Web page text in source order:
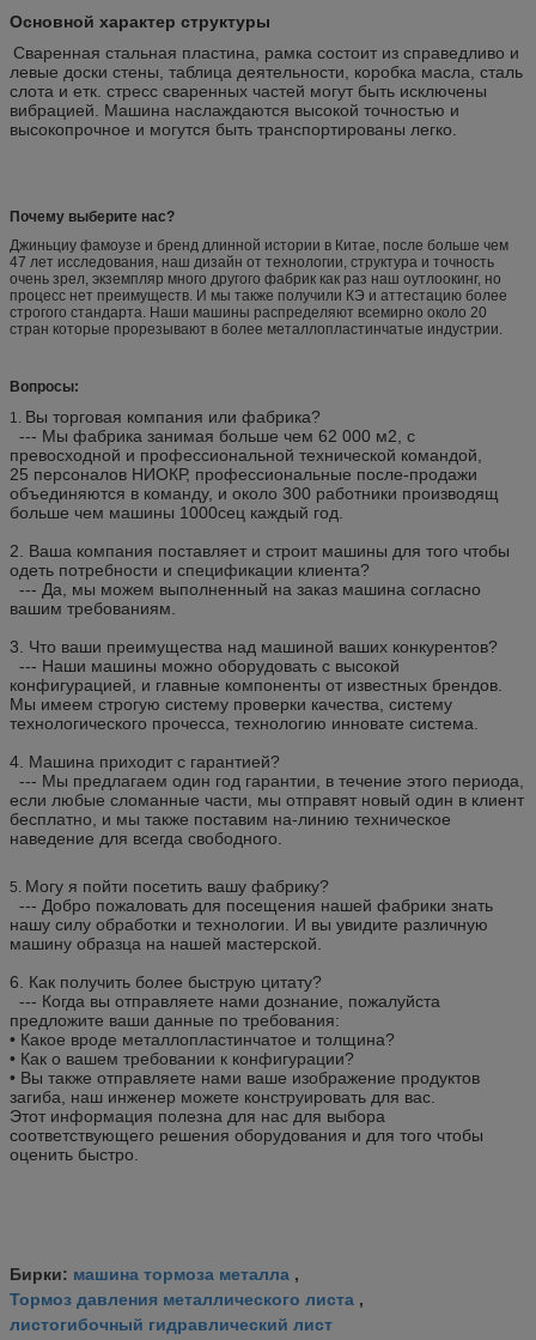
Основной характер структуры
Сваренная стальная пластина, рамка состоит из справедливо и
левые доски стены, таблица деятельности, коробка масла, сталь
слота и етк. стресс сваренных частей могут быть исключены
вибрацией. Машина наслаждаются высокой точностью и
высокопрочное и могутся быть транспортированы легко.
Почему выберите нас?
Джиньциу фамоузе и бренд длинной истории в Китае, после больше чем
47 лет исследования, наш дизайн от технологии, структура и точность
очень зрел, экземпляр много другого фабрик как раз наш оутлоокинг, но
процесс нет преимуществ. И мы также получили КЭ и аттестацию более
строгого стандарта. Наши машины распределяют всемирно около 20
стран которые прорезывают в более металлопластинчатые индустрии.
Вопросы:
1. Вы торговая компания или фабрика?
--- Мы фабрика занимая больше чем 62 000 м2, с
превосходной и профессиональной технической командой,
25 персоналов НИОКР, профессиональные после-продажи
объединяются в команду, и около 300 работники производящ
больше чем машины 1000сец каждый год.
2. Ваша компания поставляет и строит машины для того чтобы
одеть потребности и спецификации клиента?
--- Да, мы можем выполненный на заказ машина согласно
вашим требованиям.
3. Что ваши преимущества над машиной ваших конкурентов?
--- Наши машины можно оборудовать с высокой
конфигурацией, и главные компоненты от известных брендов.
Мы имеем строгую систему проверки качества, систему
технологического прочесса, технологию инновате система.
4. Машина приходит с гарантией?
--- Мы предлагаем один год гарантии, в течение этого периода,
если любые сломанные части, мы отправят новый один в клиент
бесплатно, и мы также поставим на-линию техническое
наведение для всегда свободного.
5. Могу я пойти посетить вашу фабрику?
--- Добро пожаловать для посещения нашей фабрики знать
нашу силу обработки и технологии. И вы увидите различную
машину образца на нашей мастерской.
6. Как получить более быструю цитату?
--- Когда вы отправляете нами дознание, пожалуйста
предложите ваши данные по требования:
• Какое вроде металлопластинчатое и толщина?
• Как о вашем требовании к конфигурации?
• Вы также отправляете нами ваше изображение продуктов
загиба, наш инженер можете конструировать для вас.
Этот информация полезна для нас для выбора
соответствующего решения оборудования и для того чтобы
оценить быстро.
Бирки: машина тормоза металла ,
Тормоз давления металлического листа ,
листогибочный гидравлический лист